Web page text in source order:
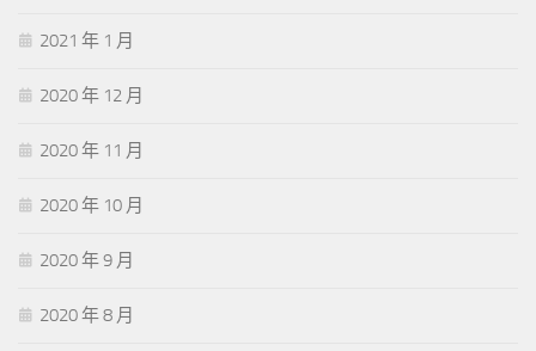
2021 年 1 月
2020 年 12 月
2020 年 11 月
2020 年 10 月
2020 年 9 月
2020 年 8 月